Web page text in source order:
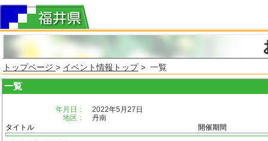
トップページ > イベント情報トップ> 一覧
一覧
年月日：
2022年5月27日
地区：
丹南
タイトル
開催期間